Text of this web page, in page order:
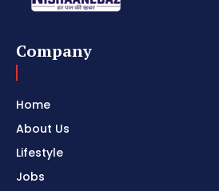
Company
Home
About Us
Lifestyle
Jobs